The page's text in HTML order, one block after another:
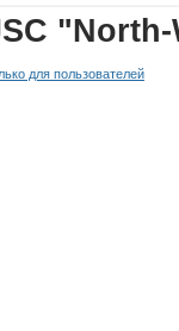
для пользователей